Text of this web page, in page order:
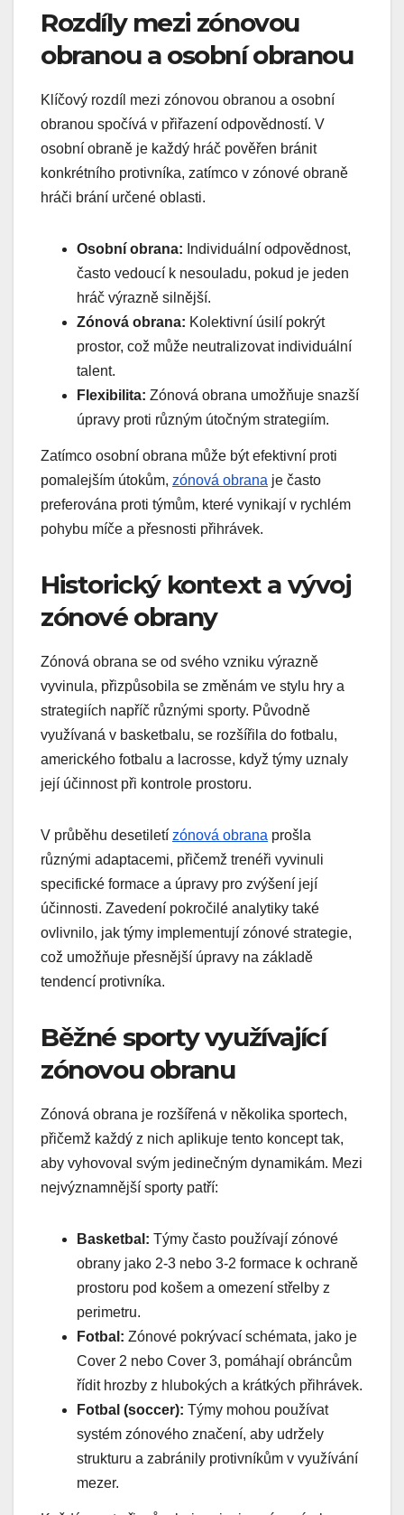
Rozdíly mezi zónovou
obranou a osobní obranou
Klíčový rozdíl mezi zónovou obranou a osobní
obranou spočívá v přiřazení odpovědností. V
osobní obraně je každý hráč pověřen bránit
konkrétního protivníka, zatímco v zónové obraně
hráči brání určené oblasti.
Osobní obrana: Individuální odpovědnost,
často vedoucí k nesouladu, pokud je jeden
hráč výrazně silnější.
Zónová obrana: Kolektivní úsilí pokrýt
prostor, což může neutralizovat individuální
talent.
Flexibilita: Zónová obrana umožňuje snazší
úpravy proti různým útočným strategiím.
Zatímco osobní obrana může být efektivní proti
pomalejším útokům, zónová obrana je často
preferována proti týmům, které vynikají v rychlém
pohybu míče a přesnosti přihrávek.
Historický kontext a vývoj
zónové obrany
Zónová obrana se od svého vzniku výrazně
vyvinula, přizpůsobila se změnám ve stylu hry a
strategiích napříč různými sporty. Původně
využívaná v basketbalu, se rozšířila do fotbalu,
amerického fotbalu a lacrosse, když týmy uznaly
její účinnost při kontrole prostoru.
V průběhu desetiletí zónová obrana prošla
různými adaptacemi, přičemž trenéři vyvinuli
specifické formace a úpravy pro zvýšení její
účinnosti. Zavedení pokročilé analytiky také
ovlivnilo, jak týmy implementují zónové strategie,
což umožňuje přesnější úpravy na základě
tendencí protivníka.
Běžné sporty využívající
zónovou obranu
Zónová obrana je rozšířená v několika sportech,
přičemž každý z nich aplikuje tento koncept tak,
aby vyhovoval svým jedinečným dynamikám. Mezi
nejvýznamnější sporty patří:
Basketbal: Týmy často používají zónové
obrany jako 2-3 nebo 3-2 formace k ochraně
prostoru pod košem a omezení střelby z
perimetru.
Fotbal: Zónové pokrývací schémata, jako je
Cover 2 nebo Cover 3, pomáhají obráncům
řídit hrozby z hlubokých a krátkých přihrávek.
Fotbal (soccer): Týmy mohou používat
systém zónového značení, aby udržely
strukturu a zabránily protivníkům v využívání
mezer.